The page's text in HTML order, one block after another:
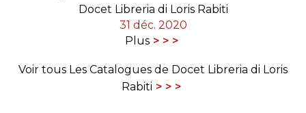
Docet Libreria di Loris Rabiti
31 déc. 2020
Plus
Voir tous Les Catalogues de Docet Libreria di Loris
Rabiti